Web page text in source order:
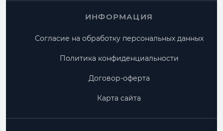
ИНФОРМАЦИЯ
Согласие на обработку персональных данных
Политика конфиденциальности
Договор-оферта
Карта сайта